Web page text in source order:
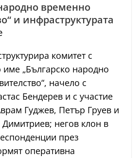
временно
и инфраструктурата
комитет с
„Българско народно
начело с
Бендерев и с участие
Гуджев, Петър Груев и
Димитриев; негов клон в
през
оперативна